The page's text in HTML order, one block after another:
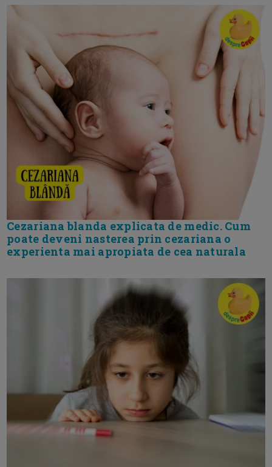
Cezariana blanda explicata de medic. Cum
poate deveni nasterea prin cezariana o
experienta mai apropiata de cea naturala